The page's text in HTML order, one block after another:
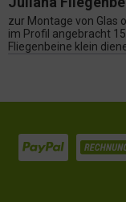
zur Montage von Glas
im Profil angebracht
Fliegenbeine klein